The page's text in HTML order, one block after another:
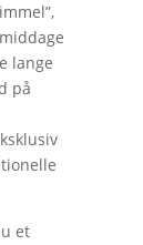
lange
på
et